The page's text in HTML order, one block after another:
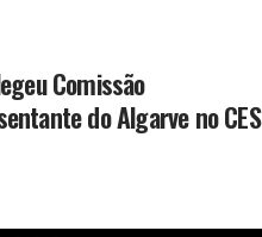
Comissão
do Algarve no CES